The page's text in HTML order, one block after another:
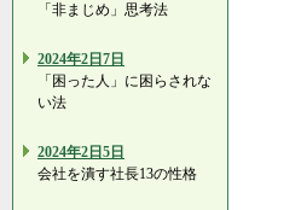
「非まじめ」思考法
2024年2日7日
「困った人」に困らされな
い法
2024年2日5日
会社を潰す社長13の性格